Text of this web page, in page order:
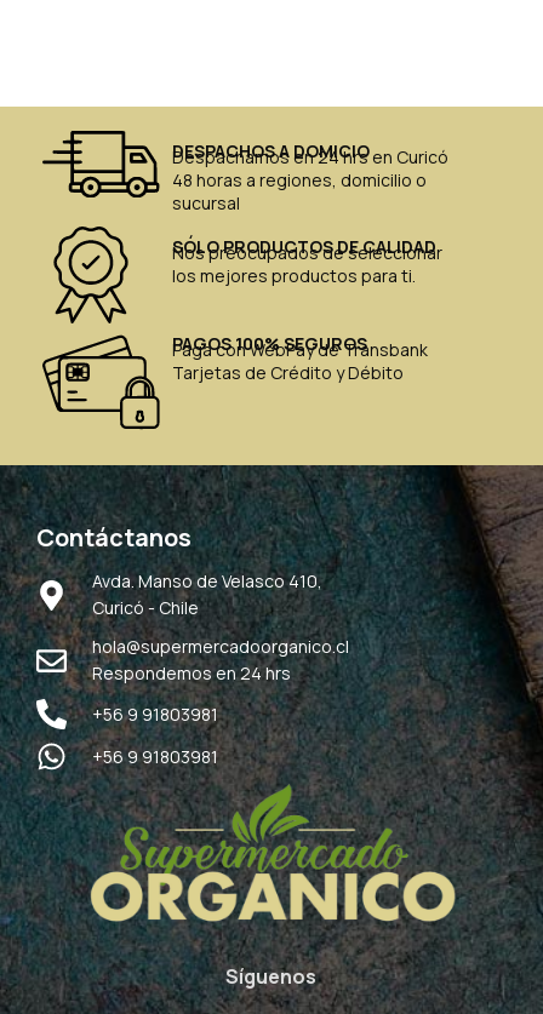
DESPACHOS A DOMICIO
Despachamos en 24 hrs en Curicó
48 horas a regiones, domicilio o
sucursal
SÓLO PRODUCTOS DE CALIDAD
Nos preocupados de seleccionar
los mejores productos para ti.
PAGOS 100% SEGUROS
Paga con WebPay de Transbank
Tarjetas de Crédito y Débito
Contáctanos
Avda. Manso de Velasco 410,
Curicó - Chile
hola@supermercadoorganico.cl
Respondemos en 24 hrs
+56 9 91803981
+56 9 91803981
Síguenos